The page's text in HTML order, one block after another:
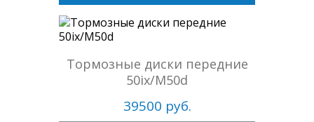
Тормозные диски передние
50ix/M50d
39500 руб.